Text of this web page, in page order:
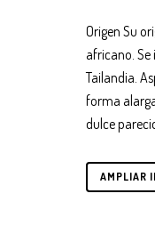
Origen Su
africano.
Tailandia.
forma
dulce
AMPLIAR